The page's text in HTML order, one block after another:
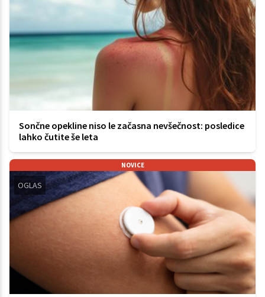
Sončne opekline niso le začasna nevšečnost: posledice
lahko čutite še leta
NOVICE
OGLAS